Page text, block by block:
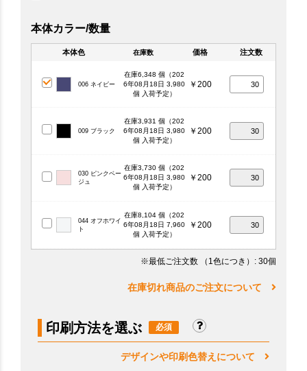
本体カラー/数量
本体色 在庫数 価格 注文数
006 ネイビー
在庫6,348 個（202
6年08月18日 3,980
個 入荷予定）
￥200
009 ブラック
在庫3,931 個（202
6年08月18日 3,980
個 入荷予定）
￥200
030 ピンクベー
ジュ
在庫3,730 個（202
6年08月18日 3,980
個 入荷予定）
￥200
044 オフホワイ
ト
在庫8,104 個（202
6年08月18日 7,960
個 入荷予定）
￥200
※最低ご注文数 （1色につき） : 30個
在庫切れ商品のご注文について
印刷方法を選ぶ
デザインや印刷色替えについて